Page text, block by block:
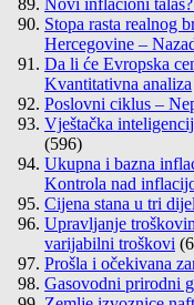
Novi inflacioni
Stopa rasta realnog
Hercegovine –
Da li će Evropska
Kvantitativna analiza
Poslovni ciklus –
Vještačka
(596)
Ukupna i bazna
Kontrola nad
Cijena stana u tri
Upravljanje
varijabilni troškovi
Prošla i očekivana
Gasovodni prirodni